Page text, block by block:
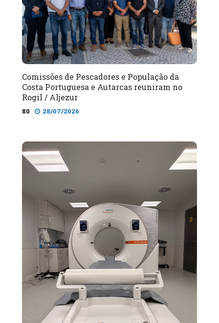
Comissões de Pescadores e População da
Costa Portuguesa e Autarcas reuniram no
Rogil / Aljezur
80 28/07/2026